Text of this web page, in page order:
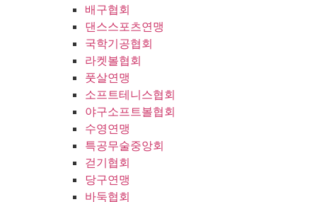
배구협회
댄스스포츠연맹
국학기공협회
라켓볼협회
풋살연맹
소프트테니스협회
야구소프트볼협회
수영연맹
특공무술중앙회
걷기협회
당구연맹
바둑협회